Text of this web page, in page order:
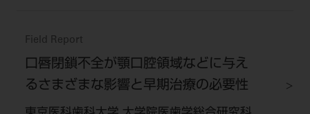
Field Report
口唇閉鎖不全が顎口腔領域などに与え
るさまざまな影響と早期治療の必要性